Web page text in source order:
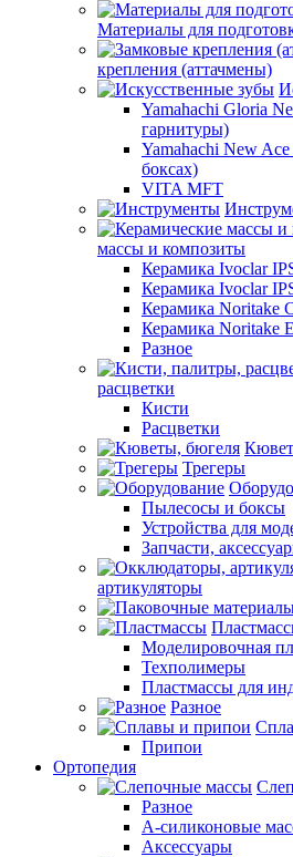
Материалы для
крепления (аттачмены)
Yamahachi Gloria
гарнитуры)
Yamahachi New
боксах)
VITA MFT
массы и композиты
Керамика Ivoclar
Керамика Ivoclar
Керамика Noritake
Керамика Noritake
Разное
расцветки
Кисти
Расцветки
Трегеры
Пылесосы и боксы
Устройства для
Запчасти,
артикуляторы
Моделировочная
Техполимеры
Пластмассы для
Разное
Припои
Ортопедия
Разное
А-силиконовые
Аксессуары